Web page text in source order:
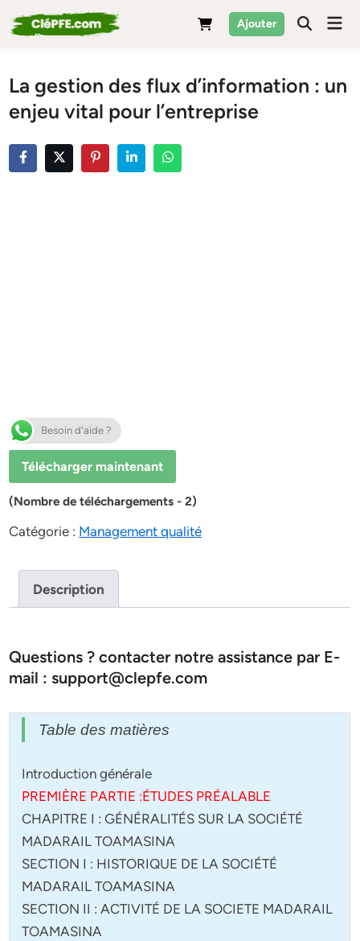
to
Ajouter
La gestion des flux d’information : un
enjeu vital pour l’entreprise
Besoin d'aide ?
Télécharger maintenant
(Nombre de téléchargements - 2)
Catégorie : Management qualité
Description
Questions ? contacter notre assistance par E-
mail : support@clepfe.com
Table des matières
Introduction générale
PREMIÈRE PARTIE :ÉTUDES PRÉALABLE
CHAPITRE I : GÉNÉRALITÉS SUR LA SOCIÉTÉ
MADARAIL TOAMASINA
SECTION I : HISTORIQUE DE LA SOCIÉTÉ
MADARAIL TOAMASINA
SECTION II : ACTIVITÉ DE LA SOCIETE MADARAIL
TOAMASINA